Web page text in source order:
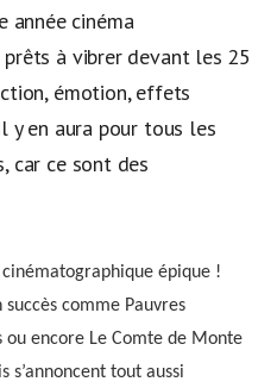
année cinéma
à vibrer devant les 25
émotion, effets
y en aura pour tous les
car ce sont des
épique !
comme Pauvres
ou encore Le Comte de Monte
s’annoncent tout aussi